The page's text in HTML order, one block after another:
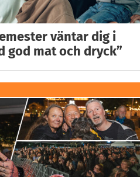
väntar dig i
god mat och dryck”